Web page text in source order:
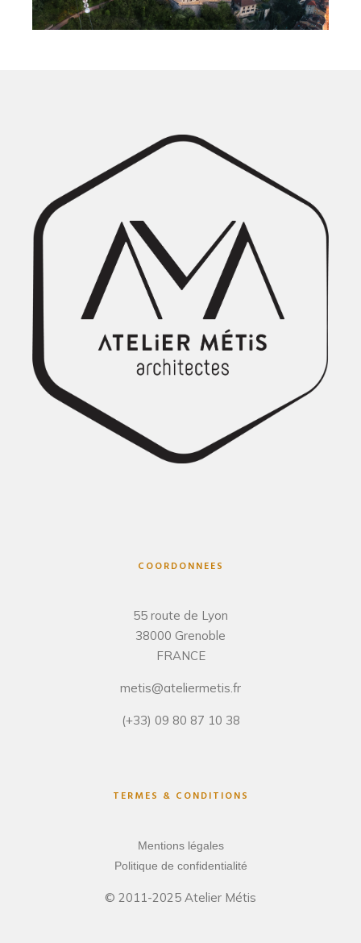
COORDONNEES
55 route de Lyon
38000 Grenoble
FRANCE
metis@ateliermetis.fr
(+33) 09 80 87 10 38
TERMES & CONDITIONS
Mentions légales
Politique de confidentialité
© 2011-2025 Atelier Métis